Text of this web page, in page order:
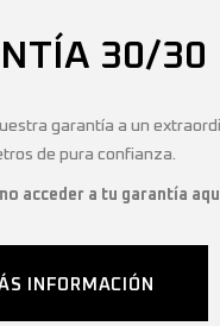
30/30
garantía a un
de pura confianza.
acceder a tu garantía
INFORMACIÓN